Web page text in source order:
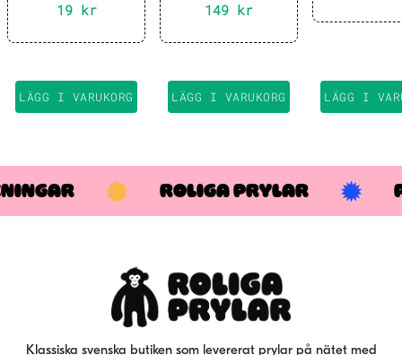
pratbubblor 16-
19 kr
LÄGG I VARUKORG
149 kr
LÄGG I VARUKORG LÄGG I
ROLIGA PRYLAR
Klassiska svenska butiken som levererat prylar på nätet med